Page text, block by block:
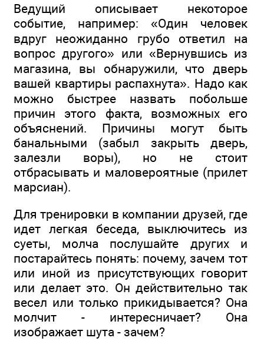
Ведущий описывает некоторое
событие, например: «Один человек
вдруг неожиданно грубо ответил на
вопрос другого» или «Вернувшись из
магазина, вы обнаружили, что дверь
вашей квартиры распахнута». Надо как
можно быстрее назвать побольше
причин этого факта, возможных его
объяснений. Причины могут быть
банальными (забыл закрыть дверь,
залезли воры), но не стоит
отбрасывать и маловероятные (прилет
марсиан).
Для тренировки в компании друзей, где
идет легкая беседа, выключитесь из
суеты, молча послушайте других и
постарайтесь понять: почему, зачем тот
или иной из присутствующих говорит
или делает это. Он действительно так
весел или только прикидывается? Она
молчит - интересничает? Она
изображает шута - зачем?